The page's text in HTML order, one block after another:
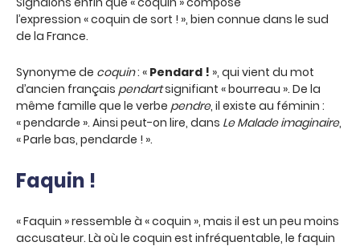
l’expression « coquin de sort ! », bien connue dans le sud
de la France.
Synonyme de coquin: « Pendard ! », qui vient du mot
d’ancien français pendartsignifiant « bourreau ». De la
même famille que le verbe pendre, il existe au féminin :
« pendarde ». Ainsi peut-on lire, dans Le Malade imaginaire,
« Parle bas, pendarde ! ».
Faquin !
« Faquin » ressemble à « coquin », mais il est un peu moins
accusateur. Là où le coquin est infréquentable, le faquin